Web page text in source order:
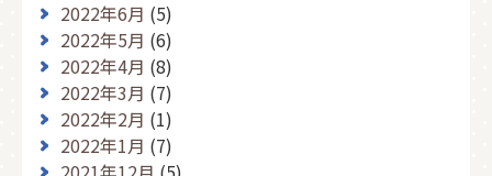
2022年6月 (5)
2022年5月 (6)
2022年4月 (8)
2022年3月 (7)
2022年2月 (1)
2022年1月 (7)